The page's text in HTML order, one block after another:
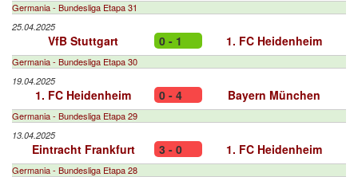
Germania - Bundesliga Etapa 31
25.04.2025
VfB Stuttgart 0 - 1 1. FC Heidenheim
Germania - Bundesliga Etapa 30
19.04.2025
1. FC Heidenheim 0 - 4 Bayern München
Germania - Bundesliga Etapa 29
13.04.2025
Eintracht Frankfurt 3 - 0 1. FC Heidenheim
Germania - Bundesliga Etapa 28